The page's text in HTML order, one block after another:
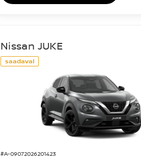
saadaval
#A-09072026201423
Nissan JUKE